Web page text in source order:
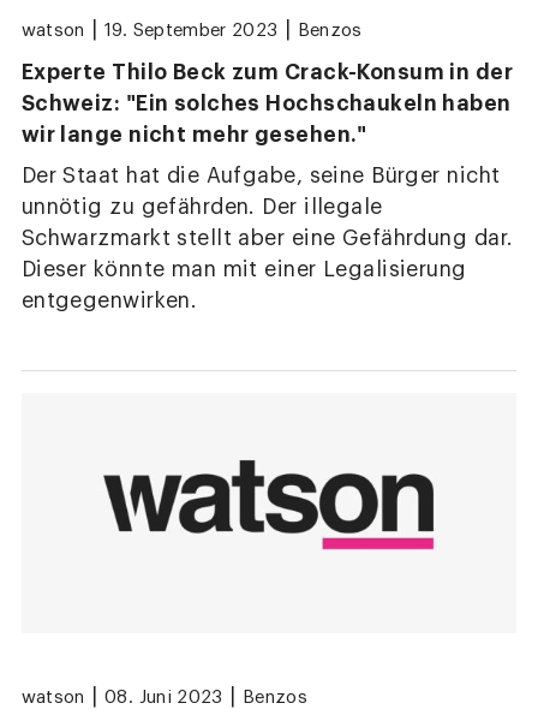
watson 19. September 2023 Benzos
Experte Thilo Beck zum Crack-Konsum in der
Schweiz: "Ein solches Hochschaukeln haben
wir lange nicht mehr gesehen."
Der Staat hat die Aufgabe, seine Bürger nicht
unnötig zu gefährden. Der illegale
Schwarzmarkt stellt aber eine Gefährdung dar.
Dieser könnte man mit einer Legalisierung
entgegenwirken.
watson 08. Juni 2023 Benzos